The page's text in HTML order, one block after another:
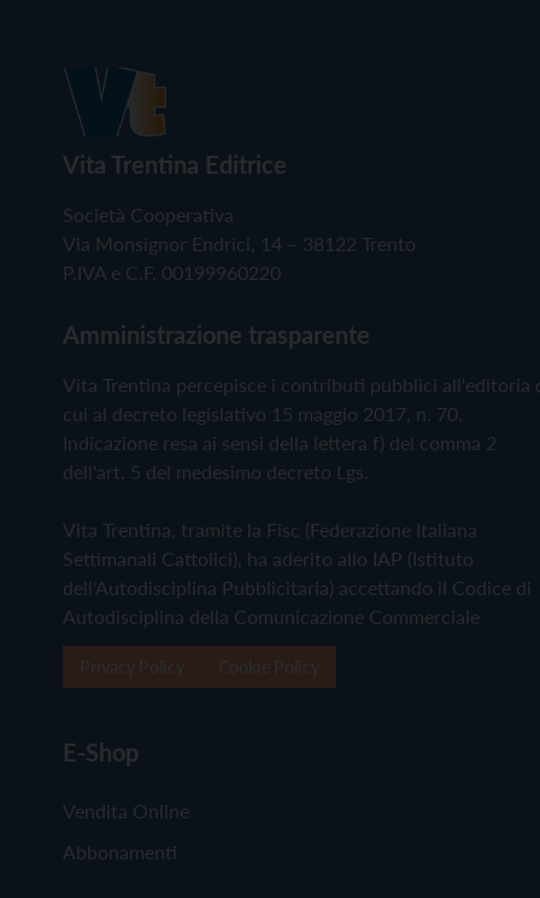
Vita Trentina Editrice
Società Cooperativa
Via Monsignor Endrici, 14 – 38122 Trento
P.IVA e C.F. 00199960220
Amministrazione trasparente
Vita Trentina percepisce i contributi pubblici all'editoria
cui al decreto legislativo 15 maggio 2017, n. 70.
Indicazione resa ai sensi della lettera f) del comma 2
dell'art. 5 del medesimo decreto Lgs.
Vita Trentina, tramite la Fisc (Federazione Italiana
Settimanali Cattolici), ha aderito allo IAP (Istituto
dell'Autodisciplina Pubblicitaria) accettando il Codice di
Autodisciplina della Comunicazione Commerciale
E-Shop
Vendita Online
Abbonamenti